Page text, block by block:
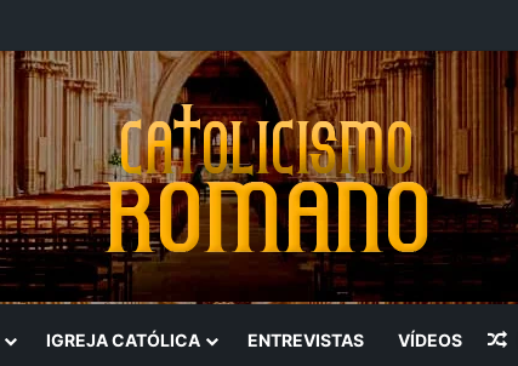
IGREJA CATÓLICA ENTREVISTAS VÍDEOS